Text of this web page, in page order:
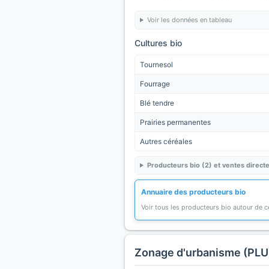
Voir les données en tableau
Cultures bio
Tournesol
Fourrage
Blé tendre
Prairies permanentes
Autres céréales
Producteurs bio (2) et ventes
Annuaire des producteurs bio
Voir tous les producteurs bio autour de
Zonage d'urbanisme